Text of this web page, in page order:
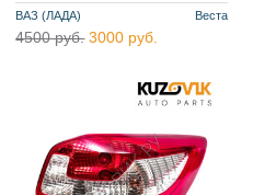
ВАЗ (ЛАДА) Веста
4500 руб. 3000 руб.